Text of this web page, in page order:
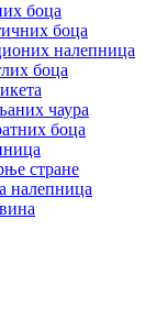
боца
боца
налепница
боца
чаура
боца
стране
налепница